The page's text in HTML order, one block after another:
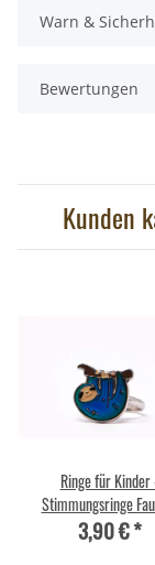
Warn &
Bewertungen
Kunden
Ringe für Kinder
Stimmungsringe
hängend 1,5 cm ø
3,90 €*